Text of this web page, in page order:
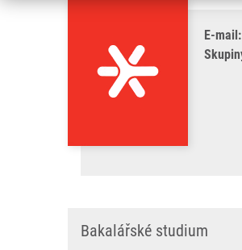
E-mail:
Bakalářské studium